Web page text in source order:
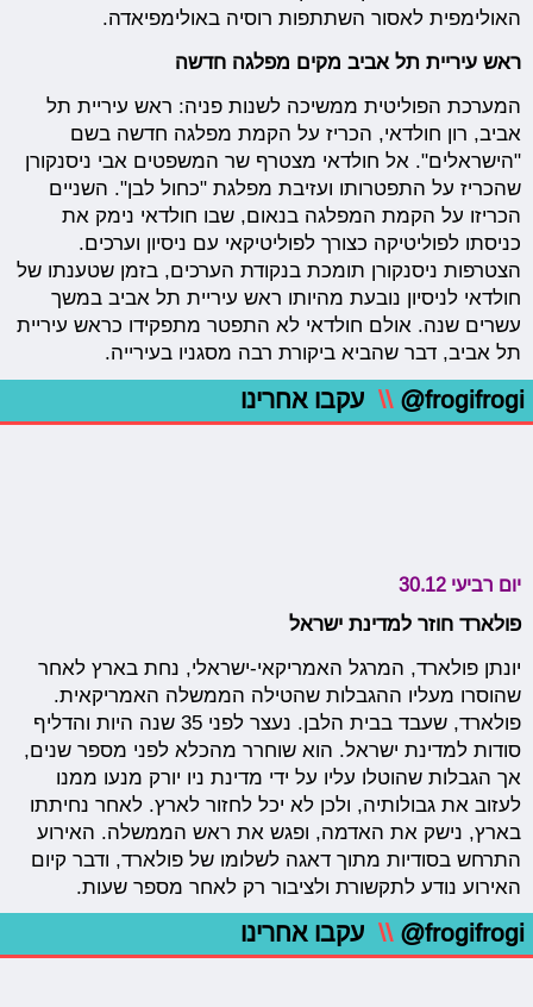
האולימפית לאסור השתתפות רוסיה באולימפיאדה.
ראש עיריית תל אביב מקים מפלגה חדשה
המערכת הפוליטית ממשיכה לשנות פניה: ראש עיריית תל
אביב, רון חולדאי, הכריז על הקמת מפלגה חדשה בשם
"הישראלים". אל חולדאי מצטרף שר המשפטים אבי ניסנקורן
שהכריז על התפטרותו ועזיבת מפלגת "כחול לבן". השניים
הכריזו על הקמת המפלגה בנאום, שבו חולדאי נימק את
כניסתו לפוליטיקה כצורך לפוליטיקאי עם ניסיון וערכים.
הצטרפות ניסנקורן תומכת בנקודת הערכים, בזמן שטענתו של
חולדאי לניסיון נובעת מהיותו ראש עיריית תל אביב במשך
עשרים שנה. אולם חולדאי לא התפטר מתפקידו כראש עיריית
תל אביב, דבר שהביא ביקורת רבה מסגניו בעירייה.
@frogifrogi
\\ עקבו אחרינו
יום רביעי 30.12
פולארד חוזר למדינת ישראל
יונתן פולארד, המרגל האמריקאי-ישראלי, נחת בארץ לאחר
שהוסרו מעליו ההגבלות שהטילה הממשלה האמריקאית.
פולארד, שעבד בבית הלבן. נעצר לפני 35 שנה היות והדליף
סודות למדינת ישראל. הוא שוחרר מהכלא לפני מספר שנים,
אך הגבלות שהוטלו עליו על ידי מדינת ניו יורק מנעו ממנו
לעזוב את גבולותיה, ולכן לא יכל לחזור לארץ. לאחר נחיתתו
בארץ, נישק את האדמה, ופגש את ראש הממשלה. האירוע
התרחש בסודיות מתוך דאגה לשלומו של פולארד, ודבר קיום
האירוע נודע לתקשורת ולציבור רק לאחר מספר שעות.
@frogifrogi
\\ עקבו אחרינו